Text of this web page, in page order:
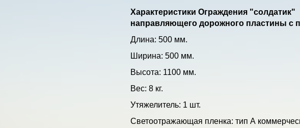
Характеристики Ограждения "солдатик"
направляющего дорожного пластины с
Длина: 500 мм.
Ширина: 500 мм.
Высота: 1100 мм.
Вес: 8 кг.
Утяжелитель: 1 шт.
Светоотражающая пленка: тип А